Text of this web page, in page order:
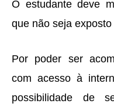
O estudante deve
que não seja
Por poder ser
com acesso à
possibilidade de